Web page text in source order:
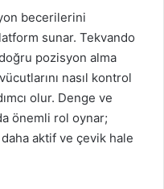
becerilerini
sunar. Tekvando
pozisyon alma
nasıl kontrol
olur. Denge ve
önemli rol oynar;
aktif ve çevik hale